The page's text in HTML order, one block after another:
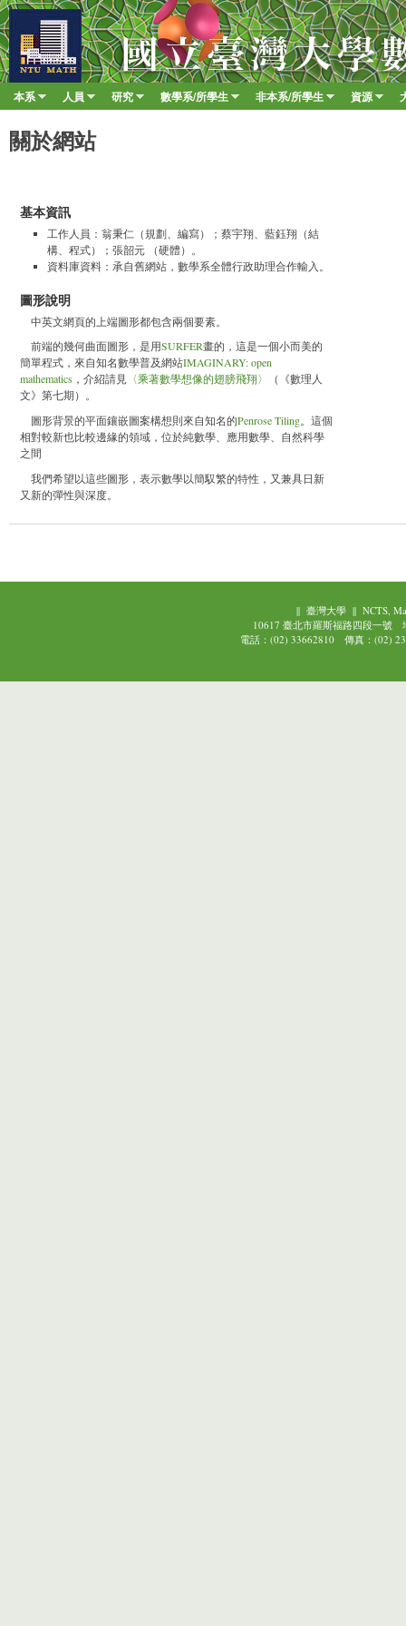
移至
臺
大
數
學
系
Main menu
本系 人員 研究 數學系/所學生 非本系/所學生 資源
關於網站
基本資訊
工作人員：翁秉仁（規劃、編寫）；蔡宇翔、藍鈺翔（結
構、程式）；張韶元 （硬體）。
資料庫資料：承自舊網站，數學系全體行政助理合作輸入。
圖形說明
中英文網頁的上端圖形都包含兩個要素。
前端的幾何曲面圖形，是用SURFER畫的，這是一個小而美的
簡單程式，來自知名數學普及網站IMAGINARY: open
mathematics ，介紹請見 〈乘著數學想像的翅膀飛翔〉
（《數理人
文》第七期）。
圖形背景的平面鑲嵌圖案構想則來自知名的Penrose Tiling。這個
相對較新也比較邊緣的領域，位於純數學、應用數學、自然科學
之間
我們希望以這些圖形，表示數學以簡馭繁的特性，又兼具日新
又新的彈性與深度。
|| 臺灣大學|| NCTS,
10617 臺北市羅斯福路四段一號
電話：(02) 33662810 傳真：(02)